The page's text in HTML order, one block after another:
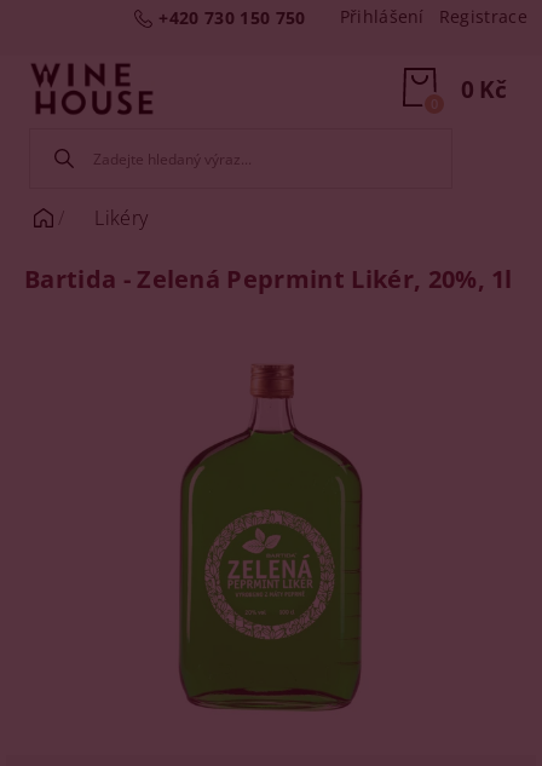
+420 730 150 750 Přihlášení Registrace
0 Kč
0
Likéry
Bartida - Zelená Peprmint Likér, 20%, 1l